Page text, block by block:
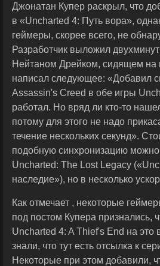
Джонатан Купер раскрыл, что
в «Uncharted 4: Путь вора»,
геймеры, скорее всего, не
Разработчик выложил
Нейтаном Дрейком, сидящем на
написал следующее: «Добавил
Assassin's Creed в обе игры
работал. Но вряд ли кто-то
потому для этого не надо
течение нескольких секунд».
подобную синхронизацию
Uncharted: The Lost Legacy
наследие»), но в несколько
Как отмечает , некоторые
под постом Купера признались,
Uncharted 4: A Thief's End на
знали, что тут есть отсылка к
Некоторые при этом добавили,